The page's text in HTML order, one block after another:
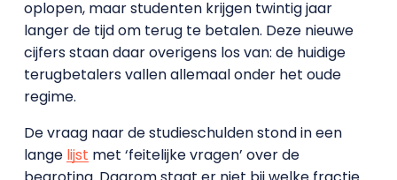
oplopen, maar studenten krijgen twintig jaar
langer de tijd om terug te betalen. Deze nieuwe
cijfers staan daar overigens los van: de huidige
terugbetalers vallen allemaal onder het oude
regime.
De vraag naar de studieschulden stond in een
lange lijst met ‘feitelijke vragen’ over de